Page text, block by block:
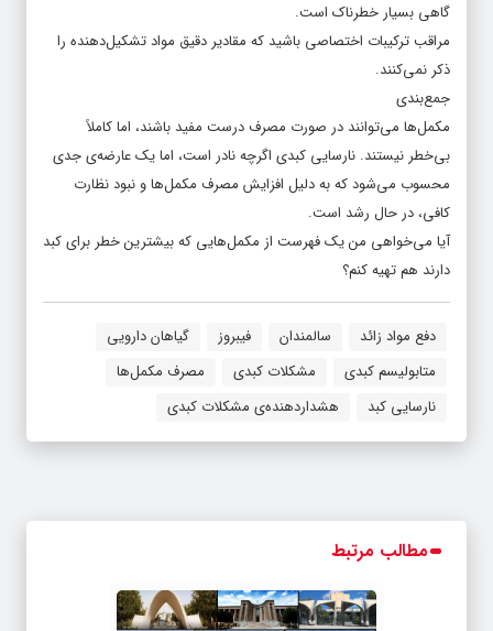
گاهی بسیار خطرناک است.
مراقب ترکیبات اختصاصی باشید که مقادیر دقیق مواد تشکیل‌دهنده را
ذکر نمی‌کنند.
جمع‌بندی
مکمل‌ها می‌توانند در صورت مصرف درست مفید باشند، اما کاملاً
بی‌خطر نیستند. نارسایی کبدی اگرچه نادر است، اما یک عارضه‌ی جدی
محسوب می‌شود که به دلیل افزایش مصرف مکمل‌ها و نبود نظارت
کافی، در حال رشد است.
آیا می‌خواهی من یک فهرست از مکمل‌هایی که بیشترین خطر برای کبد
دارند هم تهیه کنم؟
دفع مواد زائد سالمندان فیبروز
گیاهان دارویی
متابولیسم کبدی
مشکلات کبدی
مصرف مکمل‌ها
نارسایی کبد
هشداردهنده‌ی مشکلات کبدی
مطالب مرتبط